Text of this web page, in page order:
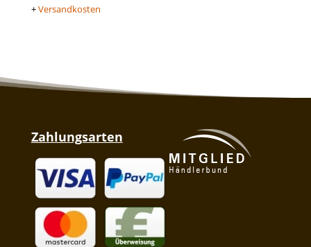
+Versandkosten
Zahlungsarten